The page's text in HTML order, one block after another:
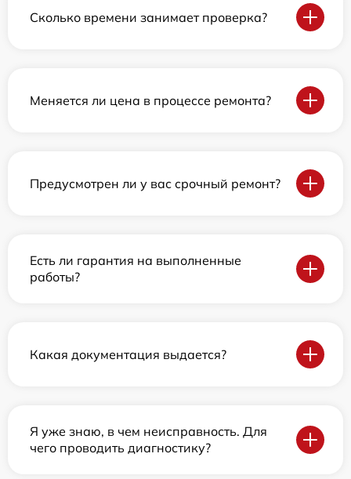
Сколько времени занимает проверка?
Меняется ли цена в процессе ремонта?
Предусмотрен ли у вас срочный ремонт?
Есть ли гарантия на выполненные
работы?
Какая документация выдается?
Я уже знаю, в чем неисправность. Для
чего проводить диагностику?